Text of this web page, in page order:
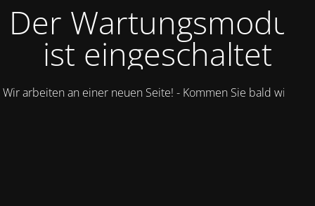
Der Wartungsmodus
ist eingeschaltet
Wir arbeiten an einer neuen Seite! - Kommen Sie bald wieder.